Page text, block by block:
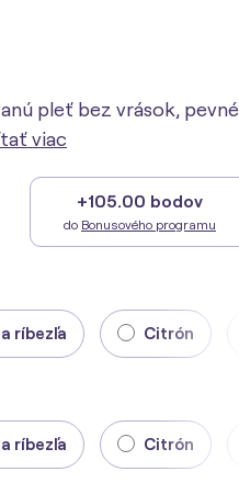
pleť bez vrások, pevné
viac
+105.00 bodov
do Bonusového programu
ríbezľa Citrón
ríbezľa Citrón